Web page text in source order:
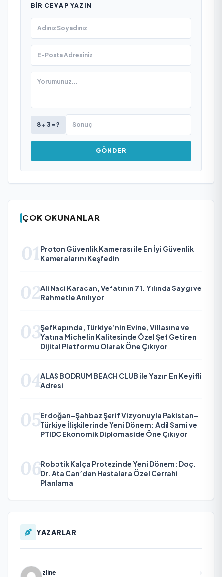
BIR CEVAP YAZIN
8 + 3 = ?
GÖNDER
ÇOK OKUNANLAR
01 Proton Güvenlik Kamerası ile En İyi Güvenlik
Kameralarını Keşfedin
02Ali Naci Karacan, Vefatının 71. Yılında Saygı ve
Rahmetle Anılıyor
03ŞefKapında, Türkiye’nin Evine, Villasına ve
Yatına Michelin Kalitesinde Özel Şef Getiren
Dijital Platformu Olarak Öne Çıkıyor
04ALAS BODRUM BEACH CLUB ile Yazın En Keyifli
Adresi
05Erdoğan–Şahbaz Şerif Vizyonuyla Pakistan–
Türkiye İlişkilerinde Yeni Dönem: Adil Sami ve
PTIDC Ekonomik Diplomaside Öne Çıkıyor
06Robotik Kalça Protezinde Yeni Dönem: Doç.
Dr. Ata Can’dan Hastalara Özel Cerrahi
Planlama
YAZARLAR
zline